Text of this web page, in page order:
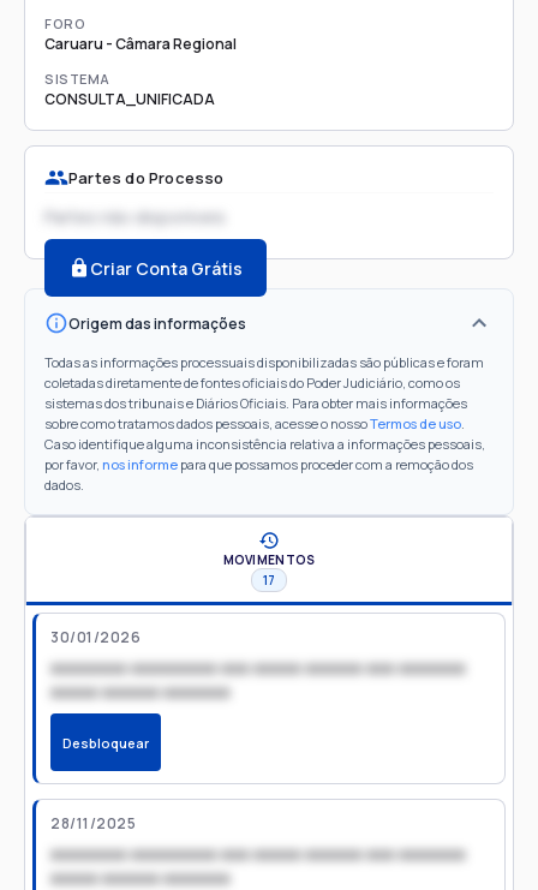
FORO
Caruaru - Câmara Regional
SISTEMA
CONSULTA_UNIFICADA
Partes do Processo
Partes não disponíveis
Criar Conta Grátis
Origem das informações
Todas as informações processuais disponibilizadas são públicas e foram
coletadas diretamente de fontes oficiais do Poder Judiciário, como os
sistemas dos tribunais e Diários Oficiais. Para obter mais informações
sobre como tratamos dados pessoais, acesse o nossoTermos de uso.
Caso identifique alguma inconsistência relativa a informações pessoais,
por favor, nos informe para que possamos proceder com a remoção dos
dados.
MOVIMENTOS
17
30/01/2026
xxxxxxxx xxxxxxxxx xxx xxxxx xxxxxx xxx xxxxxxx
xxxxx xxxxxx xxxxxxx
Desbloquear
28/11/2025
xxxxxxxx xxxxxxxxx xxx xxxxx xxxxxx xxx xxxxxxx
xxxxx xxxxxx xxxxxxx